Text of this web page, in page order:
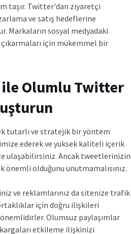
taşır. Twitter'dan ziyaretçi
ve satış hedeflerine
Markaların sosyal medyadaki
çıkarmaları için mükemmel bir
Olumlu Twitter
tutarlı ve stratejik bir yöntem
ederek ve yüksek kaliteli içerik
ulaşabilirsiniz. Ancak tweetlerinizin
olduğunu unutmamalısınız.
ve reklamlarınız da sitenize trafik
için doğru ilişkileri
Olumsuz paylaşımlar
kargaları etkileme ilişkinizi